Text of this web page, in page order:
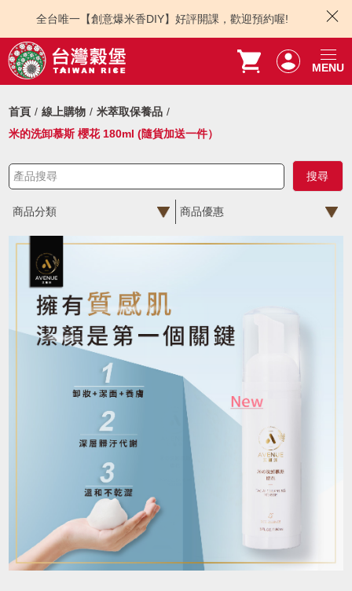
全台唯一【創意爆米香DIY】好評開課，歡迎預約喔!
MENU
首頁 線上購物
米萃取保養品
米的洗卸慕斯 櫻花 180ml (隨貨加送一件）
商品分類 商品優惠